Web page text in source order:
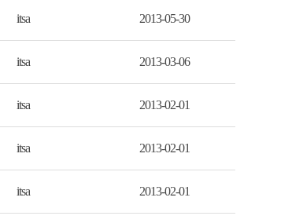
itsa 2013-05-30
itsa 2013-03-06
itsa 2013-02-01
itsa 2013-02-01
itsa 2013-02-01